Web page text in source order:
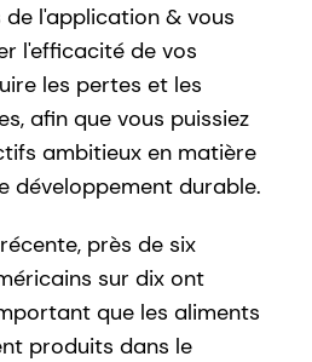
l'application & vous
l'efficacité de vos
les pertes et les
afin que vous puissiez
ambitieux en matière
développement durable.
près de six
sur dix ont
que les aliments
produits dans le